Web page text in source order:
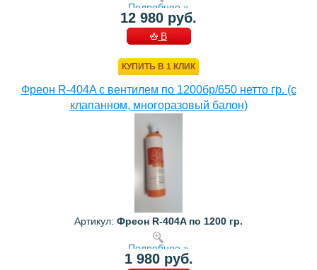
Подробнее »
12 980 руб.
В
КУПИТЬ В 1 КЛИК
Фреон R-404A с вентилем по 1200бр/650 нетто гр. (с
клапанном, многоразовый балон)
Артикул: Фреон R-404A по 1200 гр.
Подробнее »
1 980 руб.